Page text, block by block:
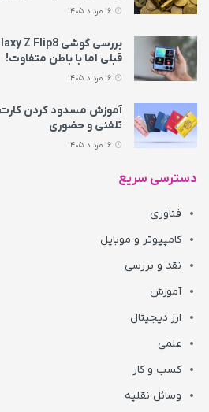
قبلی اما با باطن متفاوت!
آموزش مسدود کردن کارت
تلفنی و حضوری
دسترسی سریع
فناوری
کامپیوتر و موبایل
نقد و بررسی
آموزش
ارز دیجیتال
علمی
کسب و کار
وسائل نقلیه